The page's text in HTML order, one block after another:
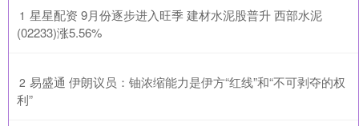
1 ​星星配资 9月份逐步进入旺季 建材水泥股普升 西部水泥
(02233)涨5.56%
2 ​易盛通 伊朗议员：铀浓缩能力是伊方“红线”和“不可剥夺的权
利”